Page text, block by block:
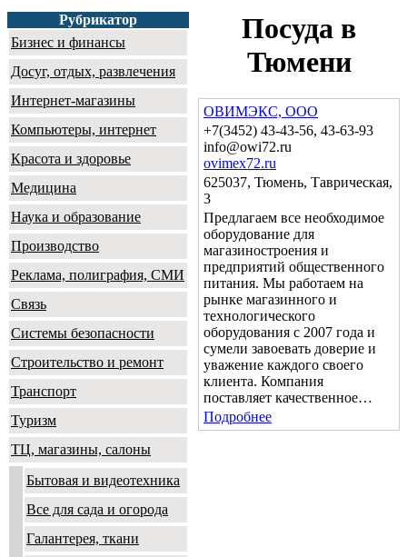
Рубрикатор
Бизнес и финансы
Досуг, отдых, развлечения
Интернет-магазины
Компьютеры, интернет
Красота и здоровье
Медицина
Наука и образование
Производство
Реклама, полиграфия, СМИ
Связь
Системы безопасности
Строительство и ремонт
Транспорт
Туризм
ТЦ, магазины, салоны
Бытовая и видеотехника
Все для сада и огорода
Галантерея, ткани
Посуда в
Тюмени
ОВИМЭКС, ООО
+7(3452) 43-43-56, 43-63-93
info@owi72.ru
ovimex72.ru
625037, Тюмень, Таврическая,
3
Предлагаем все необходимое
оборудование для
магазиностроения и
предприятий общественного
питания. Мы работаем на
рынке магазинного и
технологического
оборудования с 2007 года и
сумели завоевать доверие и
уважение каждого своего
клиента. Компания
поставляет качественное…
Подробнее